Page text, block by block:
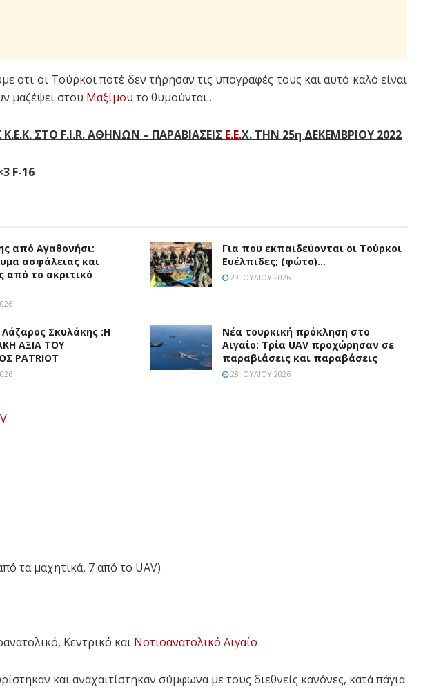
οτι οι Τούρκοι ποτέ δεν τήρησαν τις υπογραφές τους και αυτό καλό είναι
μαζέψει στου Μαξίμου το θυμούνται .
Κ.Ε.Κ. ΣΤΟ F.I.R. ΑΘΗΝΩΝ – ΠΑΡΑΒΙΑΣΕΙΣ Ε.Ε.Χ. ΤΗΝ 25η ΔΕΚΕΜΒΡΙΟΥ 2022
F-16
από Αγαθονήσι:
ασφάλειας και
από το ακριτικό
Για που εκπαιδεύονται οι Τούρκοι
Ευέλπιδες; (φώτο)…
29 ΙΟΥΛΊΟΥ 2026
Σκυλάκης :Η
ΑΞΙΑ ΤΟΥ
PATRIOT
Νέα τουρκική πρόκληση στο
Αιγαίο: Τρία UAV προχώρησαν σε
παραβιάσεις και παραβάσεις
28 ΙΟΥΛΊΟΥ 2026
τα μαχητικά, 7 από το UAV)
Κεντρικό και Νοτιοανατολικό Αιγαίο
και αναχαιτίστηκαν σύμφωνα με τους διεθνείς κανόνες, κατά πάγια